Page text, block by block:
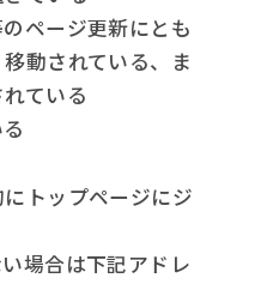
ページ更新にとも
動されている、ま
ている
トップページにジ
場合は下記アドレ